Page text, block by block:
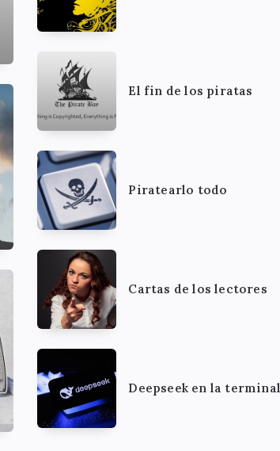
El fin de los piratas
Piratearlo todo
Cartas de los lectores
Deepseek en la terminal